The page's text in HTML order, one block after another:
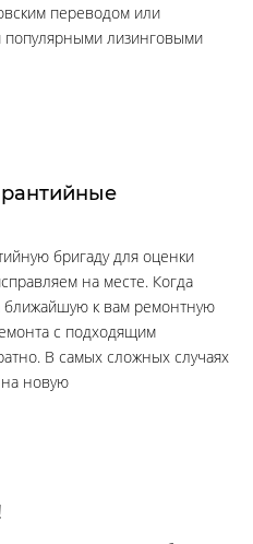
переводом или
лизинговыми
бригаду для оценки
на месте. Когда
ближайшую к вам ремонтную
с подходящим
В самых сложных случаях
новую